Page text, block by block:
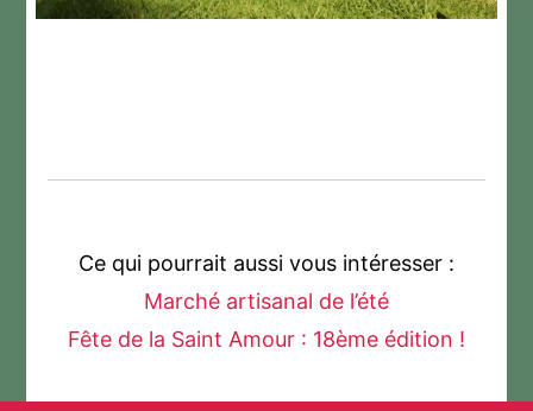
Ce qui pourrait aussi vous intéresser :
Marché artisanal de l’été
Fête de la Saint Amour : 18ème édition !